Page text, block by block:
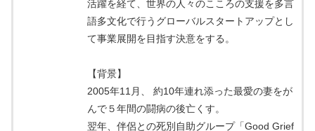
活躍を経て、世界の人々のこころの支援を多言
語多文化で行うグローバルスタートアップとし
て事業展開を目指す決意をする。
【背景】
2005年11月、 約10年連れ添った最愛の妻をが
んで５年間の闘病の後亡くす。
翌年、伴侶との死別自助グループ「Good Grief